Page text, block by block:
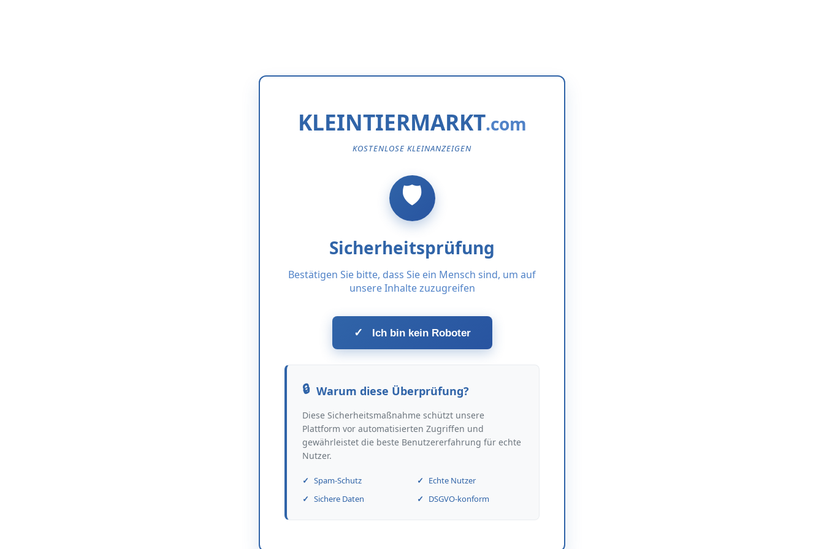
KLEINTIERMARKT
KOSTENLOSE KLEINANZEIGEN
Sicherheitsprüfung
Bestätigen Sie bitte, dass Sie ein Mensch sind, um auf
unsere Inhalte zuzugreifen
✓ Ich bin kein Roboter
Warum diese Überprüfung?
Diese Sicherheitsmaßnahme schützt unsere
Plattform vor automatisierten Zugriffen und
gewährleistet die beste Benutzererfahrung für echte
Nutzer.
Spam-Schutz
Echte Nutzer
Sichere Daten
DSGVO-konform